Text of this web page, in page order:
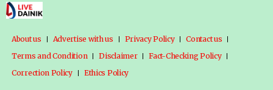
About us Advertise with us Privacy Policy
Contact us
Terms and Condition
Disclaimer
Fact-Checking Policy
Correction Policy
Ethics Policy